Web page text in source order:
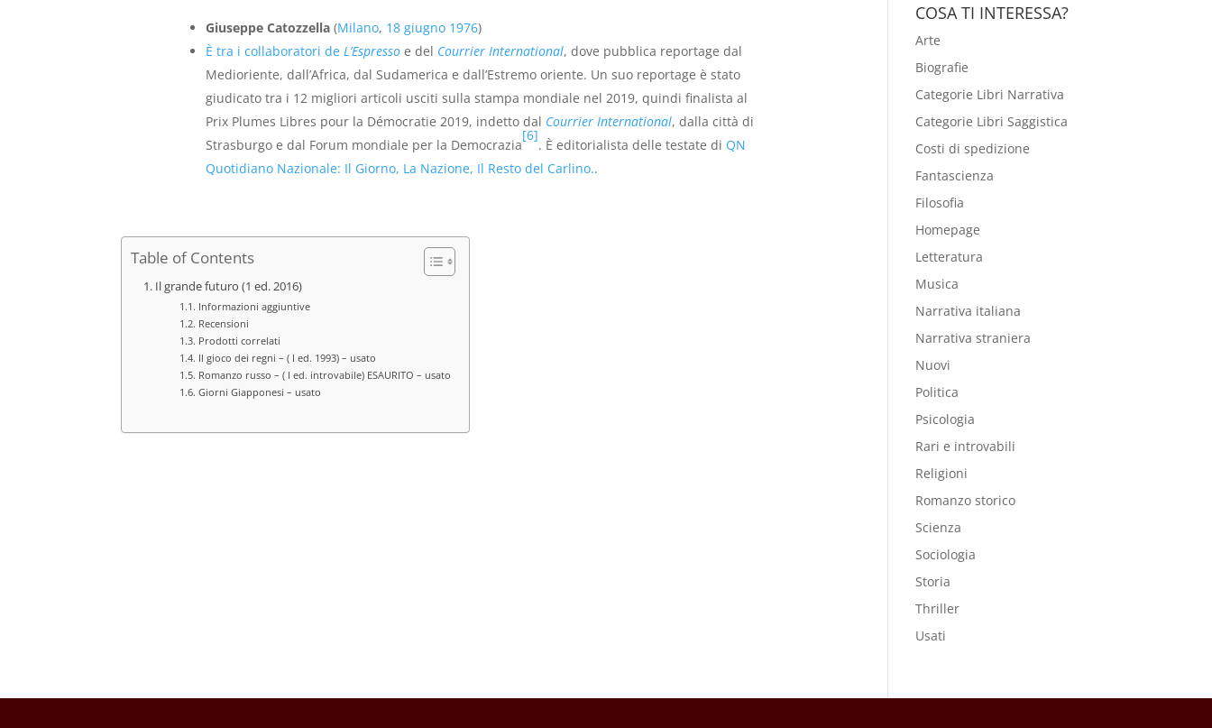
Giuseppe Catozzella(Milano, 18 giugno 1976)
È tra i collaboratori de L’Espressoe del Courrier International, dove pubblica reportage dal
Medioriente, dall’Africa, dal Sudamerica e dall’Estremo oriente. Un suo reportage è stato
giudicato tra i 12 migliori articoli usciti sulla stampa mondiale nel 2019, quindi finalista al
Prix Plumes Libres pour la Démocratie 2019, indetto dal Courrier International, dalla città di
Strasburgo e dal Forum mondiale per la Democrazia
[6]
. È editorialista delle testate di QN
Quotidiano Nazionale: Il Giorno, La Nazione, Il Resto del Carlino..
Table of Contents
Il grande futuro (1 ed. 2016)
Informazioni aggiuntive
Recensioni
Prodotti correlati
Il gioco dei regni – ( I ed. 1993) – usato
Romanzo russo – ( I ed. introvabile) ESAURITO – usato
Giorni Giapponesi – usato
COSA TI INTERESSA?
Arte
Biografie
Categorie Libri Narrativa
Categorie Libri Saggistica
Costi di spedizione
Fantascienza
Filosofia
Homepage
Letteratura
Musica
Narrativa italiana
Narrativa straniera
Nuovi
Politica
Psicologia
Rari e introvabili
Religioni
Romanzo storico
Scienza
Sociologia
Storia
Thriller
Usati